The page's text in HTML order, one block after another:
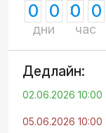
0 0
дни
0 0
час
Дедлайн:
02.06.2026 10:00
05.06.2026 10:00